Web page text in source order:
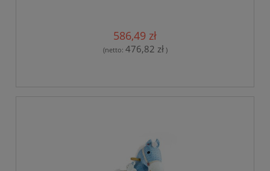
586,49 zł
(netto: 476,82 zł)